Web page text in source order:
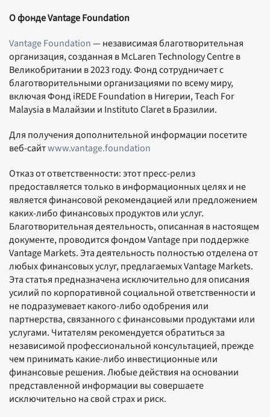
О фонде Vantage Foundation
Vantage Foundation— независимая благотворительная
организация, созданная в McLaren Technology Centre в
Великобритании в 2023 году. Фонд сотрудничает с
благотворительными организациями по всему миру,
включая Фонд iREDE Foundation в Нигерии, Teach For
Malaysia в Малайзии и Instituto Claret в Бразилии.
Для получения дополнительной информации посетите
веб-сайтwww.vantage.foundation
Отказ от ответственности: этот пресс-релиз
предоставляется только в информационных целях и не
является финансовой рекомендацией или предложением
каких-либо финансовых продуктов или услуг.
Благотворительная деятельность, описанная в настоящем
документе, проводится фондом Vantage при поддержке
Vantage Markets. Эта деятельность полностью отделена от
любых финансовых услуг, предлагаемых Vantage Markets.
Эта статья предназначена исключительно для описания
усилий по корпоративной социальной ответственности и
не подразумевает какого-либо одобрения или
партнерства, связанного с финансовыми продуктами или
услугами. Читателям рекомендуется обратиться за
независимой профессиональной консультацией, прежде
чем принимать какие-либо инвестиционные или
финансовые решения. Любые действия на основании
представленной информации вы совершаете
исключительно на свой страх и риск.